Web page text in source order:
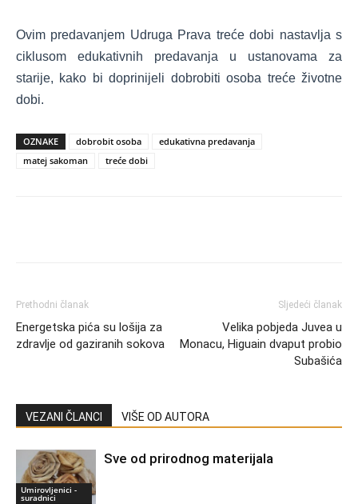
Ovim predavanjem Udruga Prava treće dobi nastavlja s
ciklusom edukativnih predavanja u ustanovama za
starije, kako bi doprinijeli dobrobiti osoba treće životne
dobi.
OZNAKE dobrobit osoba
edukativna predavanja
matej sakoman
treće dobi
Prethodni članak
Energetska pića su lošija za
zdravlje od gaziranih sokova
Sljedeći članak
Velika pobjeda Juvea u
Monacu, Higuain dvaput probio
Subašića
VEZANI ČLANCI VIŠE OD AUTORA
Umirovljenici -
suradnici
Sve od prirodnog materijala